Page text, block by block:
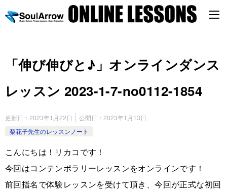
「伸び伸びと♪」オンラインダンス
レッスン 2023-1-7-no0112-1854
更新日： 2023年1月22日 公開日： 2023年1月13日
梨花子先生のレッスンノート
こんにちは！リカコです！
今回はコンテンポラリーレッスンをオンラインです！
前回指名で体験レッスンを受けて頂き、今回が正式な初回